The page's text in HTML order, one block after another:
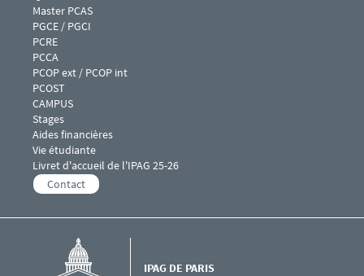
Master PCAS
PGCE / PGCI
PCRE
PCCA
PCOP ext / PCOP int
PCOST
Menu footer IPAG 5
CAMPUS
Stages
Aides financières
Vie étudiante
Livret d'accueil de l'IPAG 25-26
Contact
IPAG DE PARIS